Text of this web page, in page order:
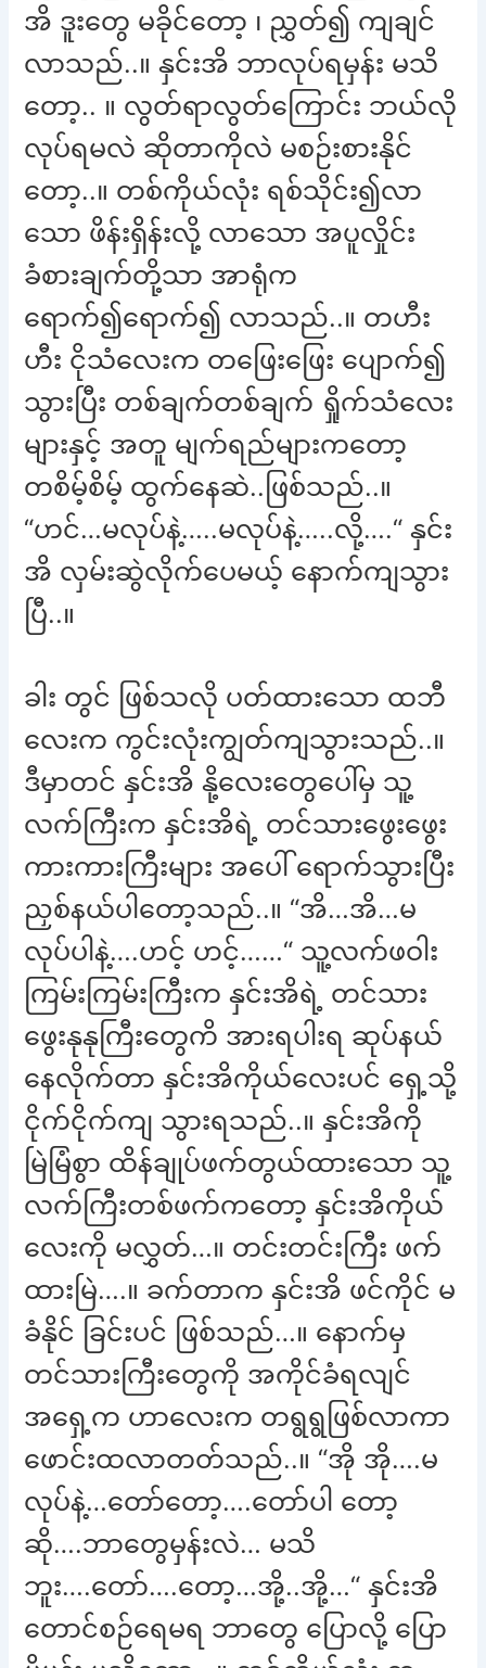
အိ ဒူးတွေ မခိုင်တော့ ၊ ညွှတ်၍ ကျချင်
လာသည်..။ နှင်းအိ ဘာလုပ်ရမှန်း မသိ
တော့.. ။ လွတ်ရာလွတ်ကြောင်း ဘယ်လို
လုပ်ရမလဲ ဆိုတာကိုလဲ မစဉ်းစားနိုင်
တော့..။ တစ်ကိုယ်လုံး ရစ်သိုင်း၍လာ
သော ဖိန်းရှိန်းလို့ လာသော အပူလှိုင်း
ခံစားချက်တို့သာ အာရုံက
ရောက်၍ရောက်၍ လာသည်..။ တဟီး
ဟီး ငိုသံလေးက တဖြေးဖြေး ပျောက်၍
သွားပြီး တစ်ချက်တစ်ချက် ရှိုက်သံလေး
များနှင့် အတူ မျက်ရည်များကတော့
တစိမ့်စိမ့် ထွက်နေဆဲ..ဖြစ်သည်..။
“ဟင်…မလုပ်နဲ့…..မလုပ်နဲ့…..လို့….“ နှင်း
အိ လှမ်းဆွဲလိုက်ပေမယ့် နောက်ကျသွား
ပြီ..။
ခါး တွင် ဖြစ်သလို ပတ်ထားသော ထဘီ
လေးက ကွင်းလုံးကျွတ်ကျသွားသည်..။
ဒီမှာတင် နှင်းအိ နို့လေးတွေပေါ်မှ သူ့
လက်ကြီးက နှင်းအိရဲ့ တင်သားဖွေးဖွေး
ကားကားကြီးများ အပေါ် ရောက်သွားပြီး
ညှစ်နယ်ပါတော့သည်..။ “အိ…အိ…မ
လုပ်ပါနဲ့….ဟင့် ဟင့်……“ သူ့လက်ဖဝါး
ကြမ်းကြမ်းကြီးက နှင်းအိရဲ့ တင်သား
ဖွေးနုနုကြီးတွေကိ အားရပါးရ ဆုပ်နယ်
နေလိုက်တာ နှင်းအိကိုယ်လေးပင် ရှေ့သို့
ငိုက်ငိုက်ကျ သွားရသည်..။ နှင်းအိကို
မြဲမြံစွာ ထိန်ချုပ်ဖက်တွယ်ထားသော သူ့
လက်ကြီးတစ်ဖက်ကတော့ နှင်းအိကိုယ်
လေးကို မလွှတ်…။ တင်းတင်းကြီး ဖက်
ထားမြဲ….။ ခက်တာက နှင်းအိ ဖင်ကိုင် မ
ခံနိုင် ခြင်းပင် ဖြစ်သည်…။ နောက်မှ
တင်သားကြီးတွေကို အကိုင်ခံရလျင်
အရှေ့က ဟာလေးက တရွရွဖြစ်လာကာ
ဖောင်းထလာတတ်သည်..။ “အို အို….မ
လုပ်နဲ့…တော်တော့….တော်ပါ တော့
ဆို….ဘာတွေမှန်းလဲ… မသိ
ဘူး….တော်….တော့…အို့..အို့…“ နှင်းအိ
တောင်စဉ်ရေမရ ဘာတွေ ပြောလို့ ပြော